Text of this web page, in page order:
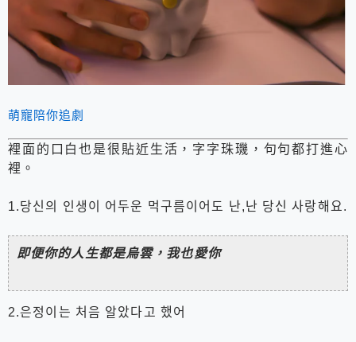
萌寵陪你追劇
裡面的口白也是很貼近生活，字字珠璣，句句都打進心
裡。
1.당신의 인생이 어두운 먹구름이어도 난,난 당신 사랑해요.
即便你的人生都是烏雲，我也愛你
2.은정이는 처음 알았다고 했어